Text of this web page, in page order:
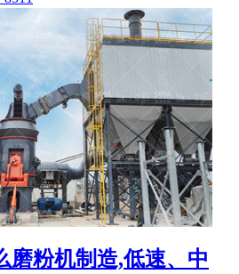
磨粉机制造,低速、中